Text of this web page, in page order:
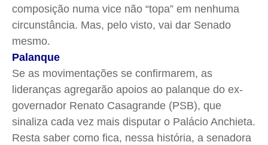
composição numa vice não “topa” em nenhuma
circunstância. Mas, pelo visto, vai dar Senado
mesmo.
Palanque
Se as movimentações se confirmarem, as
lideranças agregarão apoios ao palanque do ex-
governador Renato Casagrande (PSB), que
sinaliza cada vez mais disputar o Palácio Anchieta.
Resta saber como fica, nessa história, a senadora